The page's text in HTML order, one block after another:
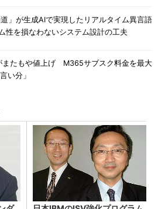
道」が生成AIで実現したリアルタイム異言語
を損なわないシステム設計の工夫
たもや値上げ M365サブスク料金を最大
い分」